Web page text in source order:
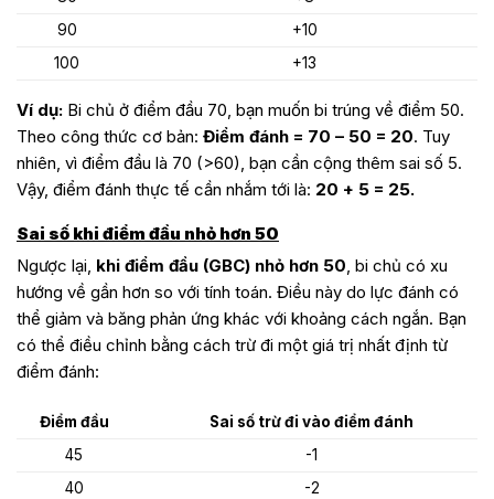
90
+10
100
+13
Ví dụ: Bi chủ ở điểm đầu 70, bạn muốn bi trúng về điểm 50.
Theo công thức cơ bản: Điểm đánh = 70 – 50 = 20. Tuy
nhiên, vì điểm đầu là 70 (>60), bạn cần cộng thêm sai số 5.
Vậy, điểm đánh thực tế cần nhắm tới là: 20 + 5 = 25.
Sai số khi điểm đầu nhỏ hơn 50
Ngược lại, khi điểm đầu (GBC) nhỏ hơn 50, bi chủ có xu
hướng về gần hơn so với tính toán. Điều này do lực đánh có
thể giảm và băng phản ứng khác với khoảng cách ngắn. Bạn
có thể điều chỉnh bằng cách trừ đi một giá trị nhất định từ
điểm đánh:
Điểm đầu
Sai số trừ đi vào điểm đánh
45
-1
40
-2